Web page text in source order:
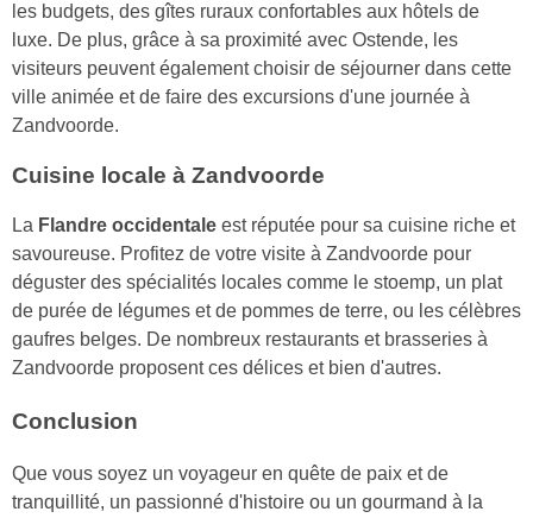
les budgets, des gîtes ruraux confortables aux hôtels de
luxe. De plus, grâce à sa proximité avec Ostende, les
visiteurs peuvent également choisir de séjourner dans cette
ville animée et de faire des excursions d'une journée à
Zandvoorde.
Cuisine locale à Zandvoorde
La Flandre occidentale est réputée pour sa cuisine riche et
savoureuse. Profitez de votre visite à Zandvoorde pour
déguster des spécialités locales comme le stoemp, un plat
de purée de légumes et de pommes de terre, ou les célèbres
gaufres belges. De nombreux restaurants et brasseries à
Zandvoorde proposent ces délices et bien d'autres.
Conclusion
Que vous soyez un voyageur en quête de paix et de
tranquillité, un passionné d'histoire ou un gourmand à la